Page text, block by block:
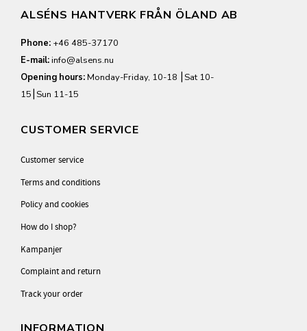
ALSÉNS HANTVERK FRÅN ÖLAND AB
Phone: +46 485-37170
E-mail:info@alsens.nu
Opening hours:Monday-Friday, 10-18 ⎮Sat 10-
15⎮Sun 11-15
CUSTOMER SERVICE
Customer service
Terms and conditions
Policy and cookies
How do I shop?
Kampanjer
Complaint and return
Track your order